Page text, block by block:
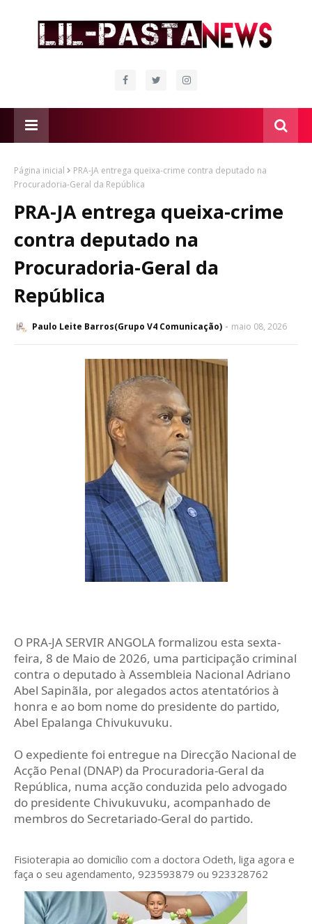
Página inicial
PRA-JA entrega queixa-crime contra deputado na
Procuradoria-Geral da República
PRA-JA entrega queixa-crime
contra deputado na
Procuradoria-Geral da
República
Paulo Leite Barros(Grupo V4 Comunicação) maio 08, 2026
O PRA-JA SERVIR ANGOLA formalizou esta sexta-
feira, 8 de Maio de 2026, uma participação criminal
contra o deputado à Assembleia Nacional Adriano
Abel Sapinãla, por alegados actos atentatórios à
honra e ao bom nome do presidente do partido,
Abel Epalanga Chivukuvuku.
O expediente foi entregue na Direcção Nacional de
Acção Penal (DNAP) da Procuradoria-Geral da
República, numa acção conduzida pelo advogado
do presidente Chivukuvuku, acompanhado de
membros do Secretariado-Geral do partido.
Fisioterapia ao domicílio com a doctora Odeth, liga agora e
faça o seu agendamento, 923593879 ou 923328762